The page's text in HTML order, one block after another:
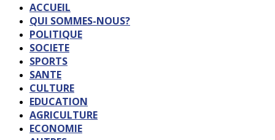
ACCUEIL
QUI SOMMES-NOUS?
POLITIQUE
SOCIETE
SPORTS
SANTE
CULTURE
EDUCATION
AGRICULTURE
ECONOMIE